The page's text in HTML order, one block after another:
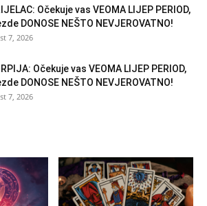
Očekuje vas VEOMA LIJEP PERIOD,
DONOSE NEŠTO NEVJEROVATNO!
7, 2026
Očekuje vas VEOMA LIJEP PERIOD,
DONOSE NEŠTO NEVJEROVATNO!
7, 2026